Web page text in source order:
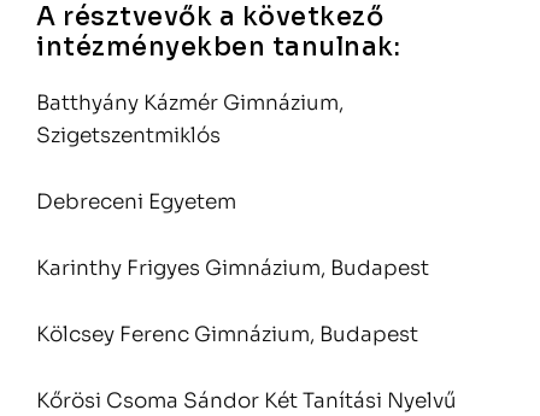
A résztvevők a következő
intézményekben tanulnak:
Batthyány Kázmér Gimnázium,
Szigetszentmiklós
Debreceni Egyetem
Karinthy Frigyes Gimnázium, Budapest
Kölcsey Ferenc Gimnázium, Budapest
Kőrösi Csoma Sándor Két Tanítási Nyelvű